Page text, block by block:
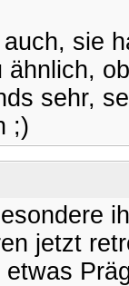
sie
sehr,
;)
jetzt